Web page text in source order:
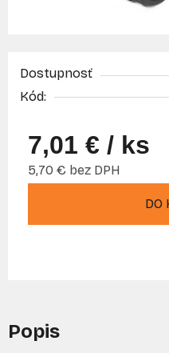
Dostupnosť
Kód:
7,01 € / ks
5,70 € bez DPH
DO
Popis